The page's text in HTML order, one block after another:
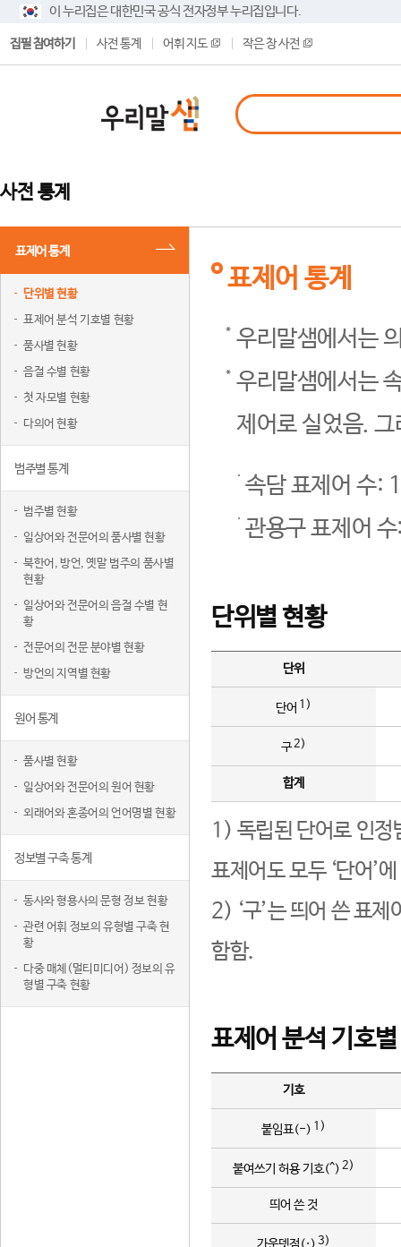
이 누리집은 대한민국 공식 전자정부 누리집입니다.
집필 참여하기 사전 통계 어휘 지도 작은 창 사전
사전 통계
표제어 통계
단위별 현황
표제어 분석 기호별 현황
품사별 현황
음절 수별 현황
첫 자모별 현황
다의어 현황
범주별 통계
범주별 현황
일상어와 전문어의 품사별 현황
북한어, 방언, 옛말 범주의 품사별
현황
일상어와 전문어의 음절 수별 현
황
전문어의 전문 분야별 현황
방언의 지역별 현황
원어 통계
품사별 현황
일상어와 전문어의 원어 현황
외래어와 혼종어의 언어명별 현황
정보별 구축 통계
동사와 형용사의 문형 정보 현황
관련 어휘 정보의 유형별 구축 현
황
다중 매체(멀티미디어) 정보의 유
형별 구축 현황
표제어 통계
우리말샘에서는
우리말샘에서는
제어로 실었음.
속담 표제어 수:
관용구 표제어
단위별 현황
단위
단어 1)
구2)
합계
1) 독립된 단어로 인정
표제어도 모두 ‘단어’
2) ‘구’는 띄어 쓴 표
함함.
표제어 분석 기호
기호
붙임표(-) 1)
붙여쓰기 허용 기호(^) 2)
띄어 쓴 것
3)